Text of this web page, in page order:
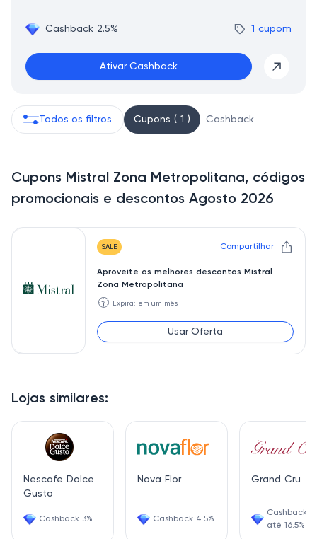
Cashback 2.5% 1 cupom
Ativar Cashback
Lojas similares:
Nescafe Dolce
Gusto
Cashback 3%
Nova Flor
Cashback 4.5%
Grand Cru
Cashback
até 16.5%
Todos os filtros Cupons ( 1 ) Cashback
Cupons Mistral Zona Metropolitana, códigos
promocionais e descontos Agosto 2026
SALE Compartilhar
Aproveite os melhores descontos Mistral
Zona Metropolitana
🕥 Expira: em um mês
Usar Oferta